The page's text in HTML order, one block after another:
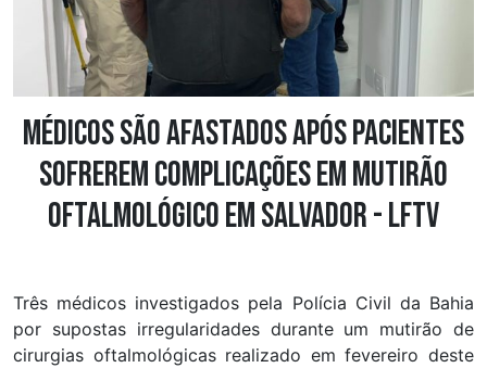
Médicos são afastados após pacientes
sofrerem complicações em mutirão
oftalmológico em Salvador - LFTV
Três médicos investigados pela Polícia Civil da Bahia
por supostas irregularidades durante um mutirão de
cirurgias oftalmológicas realizado em fevereiro deste